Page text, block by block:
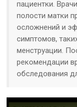
пациентки.
полости матки
осложнений и
симптомов,
менструации.
рекомендации
обследования